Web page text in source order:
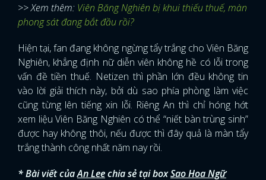
>> Xem thêm: Viên Băng Nghiên bị khui thiếu thuế, màn
phong sát đang bắt đầu rồi?
Hiện tại, fan đang không ngừng tẩy trắng cho Viên Băng
Nghiên, khẳng định nữ diễn viên không hề có lỗi trong
vấn đề tiền thuế. Netizen thì phần lớn đều không tin
vào lời giải thích này, bởi dù sao phía phòng làm việc
cũng từng lên tiếng xin lỗi. Riêng An thì chỉ hóng hớt
xem liệu Viên Băng Nghiên có thể “niết bàn trùng sinh”
được hay không thôi, nếu được thì đây quả là màn tẩy
trắng thành công nhất năm nay rồi.
* Bài viết củaAn Leechia sẻ tại boxSao Hoa Ngữ